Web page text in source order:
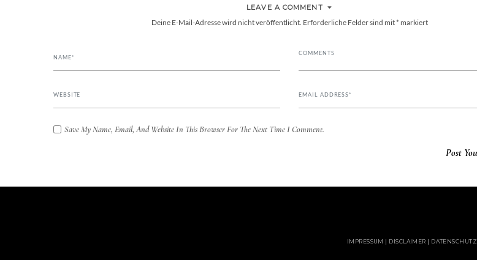
LEAVE A COMMENT
Deine E-Mail-Adresse wird nicht veröffentlicht. Erforderliche Felder sind mit* markiert
Save My Name, Email, And Website In This Browser For The Next Time I Comment.
IMPRESSUM | DISCLAIMER | DATENSCHUTZ